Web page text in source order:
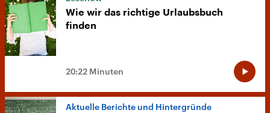
Wie wir das richtige Urlaubsbuch
finden
20:22 Minuten
Aktuelle Berichte und Hintergründe